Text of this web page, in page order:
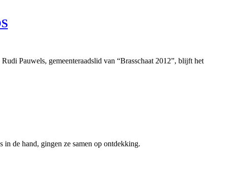
Pauwels, gemeenteraadslid van “Brasschaat 2012”, blijft het
de hand, gingen ze samen op ontdekking.